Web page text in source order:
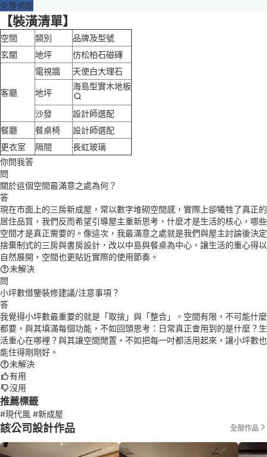
免費領取
【裝潢清單】
空間 類別
品牌及型號
玄關
地坪 仿松柏石磁磚
客廳
電視牆 天使白大理石
地坪
海島型實木地板
沙發
設計師選配
餐廳
餐桌椅
設計師選配
更衣室
隔間
長虹玻璃
你問我答
問
關於這個空間最滿意之處為何？
答
現在市面上的三房新成屋，常以數字堆砌空間感，實際上卻犧牲了真正的
居住品質，我們反而希望引導屋主重新思考，什麼才是生活的核心，哪些
空間才是真正需要的。像這次，我最滿意之處就是我們與屋主討論後決定
捨棄制式的三房與書房設計，改以中島與餐桌為中心，讓生活的重心得以
自然展開，空間也更貼近實際的使用節奏。
未解決
問
小坪數借鑒裝修建議/注意事項？
答
我覺得小坪數最重要的就是「取捨」與「整合」。空間有限，不可能什麼
都要，與其填滿每個功能，不如回頭思考：日常真正會用到的是什麼？生
活重心在哪裡？與其讓空間閒置，不如把每一吋都活用起來，讓小坪數也
能住得剛剛好。
未解決
有用
沒用
推薦標籤
#現代風 #新成屋
該公司設計作品 全部作品